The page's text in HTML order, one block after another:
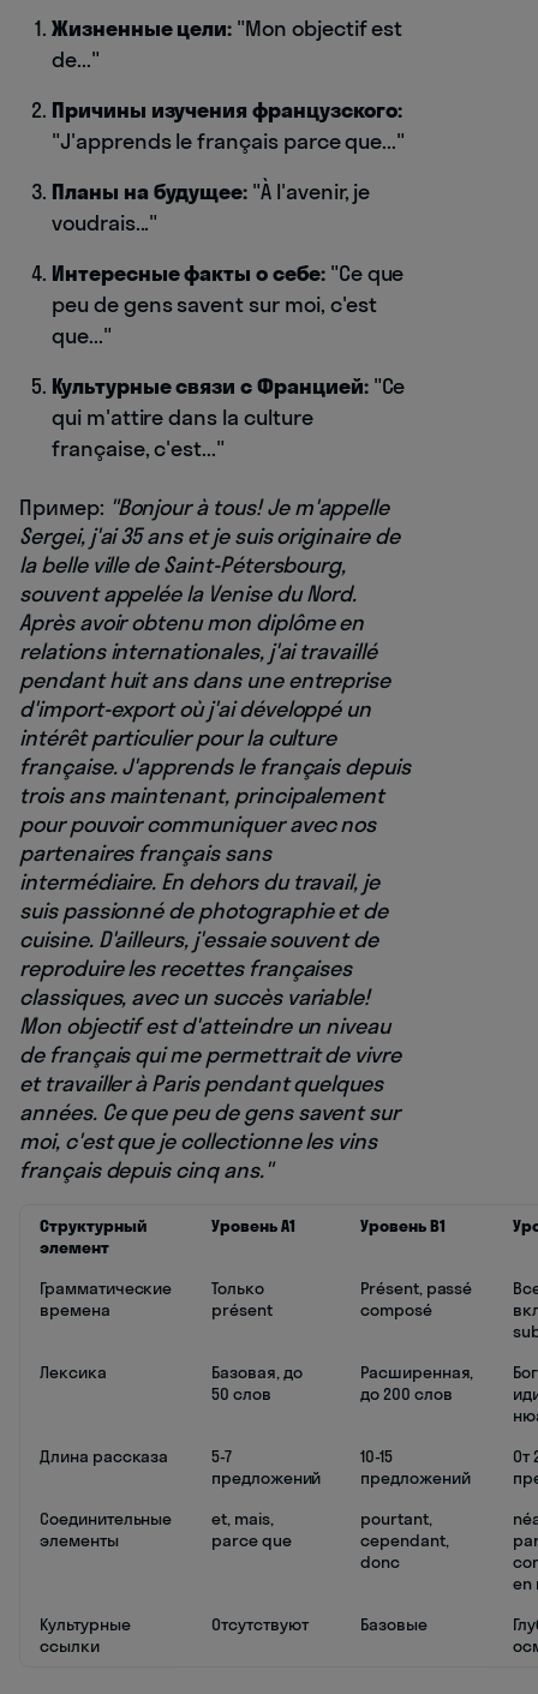
Жизненные цели: "Mon objectif est
de..."
Причины изучения французского:
"J'apprends le français parce que..."
Планы на будущее: "À l'avenir, je
voudrais..."
Интересные факты о себе:"Ce que
peu de gens savent sur moi, c'est
que..."
Культурные связи с Францией:"Ce
qui m'attire dans la culture
française, c'est..."
Пример: "Bonjour à tous! Je m'appelle
Sergei, j'ai 35 ans et je suis originaire de
la belle ville de Saint-Pétersbourg,
souvent appelée la Venise du Nord.
Après avoir obtenu mon diplôme en
relations internationales, j'ai travaillé
pendant huit ans dans une entreprise
d'import-export où j'ai développé un
intérêt particulier pour la culture
française. J'apprends le français depuis
trois ans maintenant, principalement
pour pouvoir communiquer avec nos
partenaires français sans
intermédiaire. En dehors du travail, je
suis passionné de photographie et de
cuisine. D'ailleurs, j'essaie souvent de
reproduire les recettes françaises
classiques, avec un succès variable!
Mon objectif est d'atteindre un niveau
de français qui me permettrait de vivre
et travailler à Paris pendant quelques
années. Ce que peu de gens savent sur
moi, c'est que je collectionne les vins
français depuis cinq ans."
Структурный
элемент
Уровень A1 Уровень B1
Грамматические
времена
Только
présent
Présent, passé
composé
Лексика
Базовая, до
50 слов
Расширенная,
до 200 слов
Длина рассказа
5-7
предложений
10-15
предложений
От
Соединительные
элементы
et, mais,
parce que
pourtant,
cependant,
donc
en
Культурные
ссылки
Отсутствуют Базовые